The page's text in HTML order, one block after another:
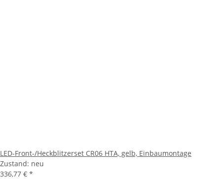
LED-Front-/Heckblitzerset CR06 HTA, gelb, Einbaumontage
Zustand: neu
336,77 € *